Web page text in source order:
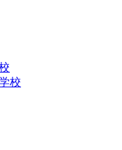
校